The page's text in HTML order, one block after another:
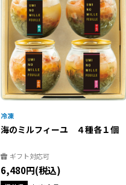
海のミルフィーユ ４種各１個
ギフト対応可
6,480円(税込)